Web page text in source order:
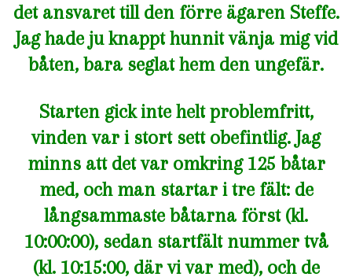
det ansvaret till den förre ägaren Steffe.
Jag hade ju knappt hunnit vänja mig vid
båten, bara seglat hem den ungefär.
Starten gick inte helt problemfritt,
vinden var i stort sett obefintlig. Jag
minns att det var omkring 125 båtar
med, och man startar i tre fält: de
långsammaste båtarna först (kl.
10:00:00), sedan startfält nummer två
(kl. 10:15:00, där vi var med), och de